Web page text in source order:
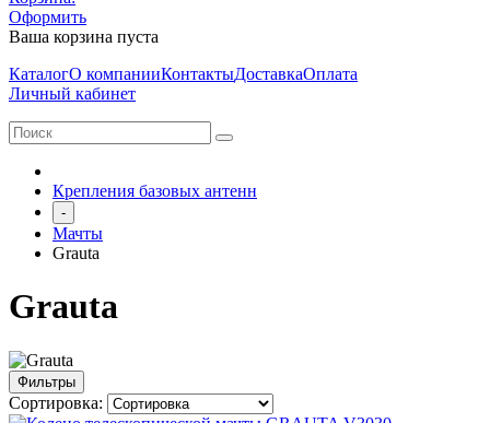
Оформить
Ваша корзина пуста
КаталогО компанииКонтактыДоставкаОплата
Личный кабинет
Крепления базовых антенн
-
Мачты
Grauta
Grauta
Фильтры
Сортировка: